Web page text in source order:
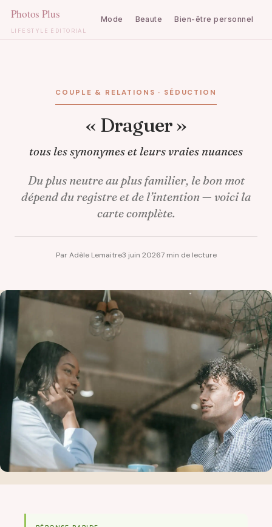
LIFESTYLE ÉDITORIAL
Mode Beaute Bien-être personnel
COUPLE & RELATIONS · SÉDUCTION
« Draguer »
tous les synonymes et leurs vraies nuances
Du plus neutre au plus familier, le bon mot
dépend du registre et de l’intention — voici la
carte complète.
Par Adèle Lemaitre3 juin 20267 min de lecture